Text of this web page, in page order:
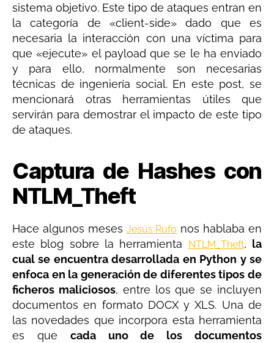
sistema objetivo. Este tipo de ataques entran en
la categoría de «client-side» dado que es
necesaria la interacción con una víctima para
que «ejecute» el payload que se le ha enviado
y para ello, normalmente son necesarias
técnicas de ingeniería social. En este post, se
mencionará otras herramientas útiles que
servirán para demostrar el impacto de este tipo
de ataques.
Captura de Hashes con
NTLM_Theft
Hace algunos meses Jesús Rufo nos hablaba en
este blog sobre la herramienta
NTLM_Theft, la
cual se encuentra desarrollada en Python y se
enfoca en la generación de diferentes tipos de
ficheros maliciosos, entre los que se incluyen
documentos en formato DOCX y XLS. Una de
las novedades que incorpora esta herramienta
es que cada uno de los documentos